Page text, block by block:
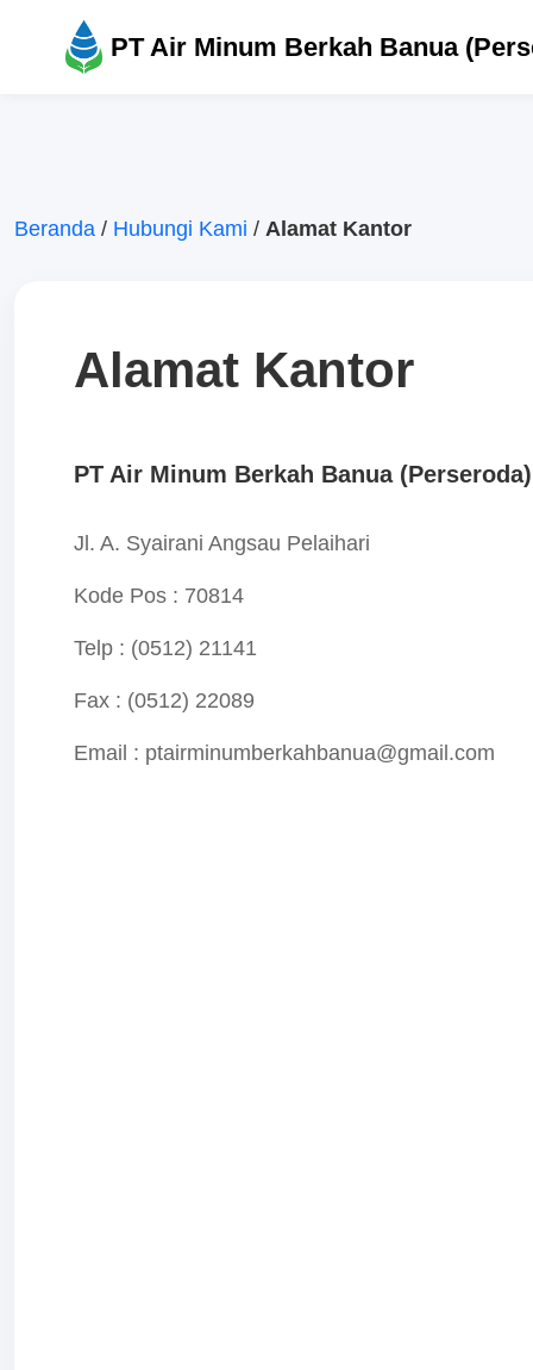
PT Air Minum Berkah Banua
Beranda / Hubungi Kami / Alamat Kantor
Alamat Kantor
PT Air Minum Berkah Banua (Perseroda)
Jl. A. Syairani Angsau Pelaihari
Kode Pos : 70814
Telp : (0512) 21141
Fax : (0512) 22089
Email : ptairminumberkahbanua@gmail.com